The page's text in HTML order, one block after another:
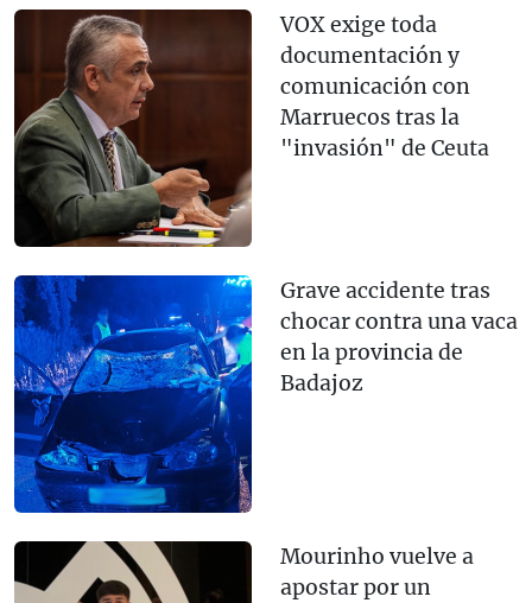
VOX exige toda
documentación y
comunicación con
Marruecos tras la
"invasión" de Ceuta
Grave accidente tras
chocar contra una vaca
en la provincia de
Badajoz
Mourinho vuelve a
apostar por un